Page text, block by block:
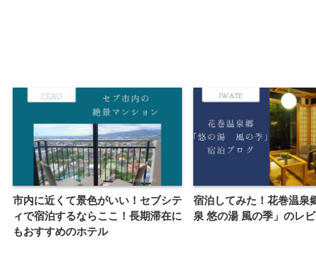
市内に近くて景色がいい！セブシテ
ィで宿泊するならここ！長期滞在に
もおすすめのホテル
宿泊してみた！花巻温泉
泉 悠の湯 風の季」のレ